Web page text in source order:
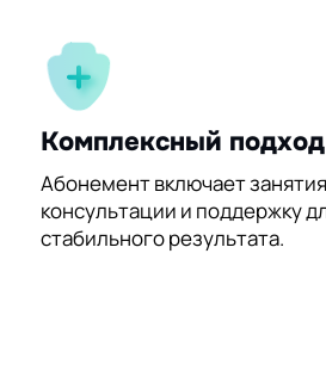
Комплексный подход
Абонемент включает
консультации и поддержку
стабильного результата.